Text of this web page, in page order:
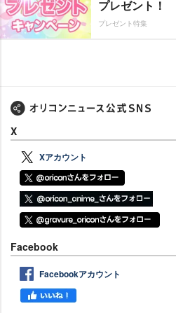
プレゼント！
プレゼント特集
X
Xアカウント
Facebook
Facebookアカウント